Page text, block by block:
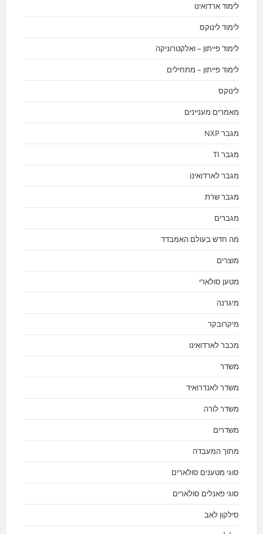
לימוד ארדואינו
לימוד לינוקס
לימוד פייתון – ואלקטרוניקה
לימוד פייתון – מתחילים
לינוקס
מאמרים מעניינים
מגבר NXP
מגבר TI
מגבר לארדואינו
מגבר שרת
מגברים
מה חדש בעולם האמבדד
מוצרים
מטען סולארי
מיגרנה
מיקרובקר
מכבר לארדואינו
משדר
משדר לאנדרואיד
משדר לורה
משדרים
מתוך המעבדה
סוגי מטענים סולארים
סוגי פאנלים סולארים
סילקון לאב